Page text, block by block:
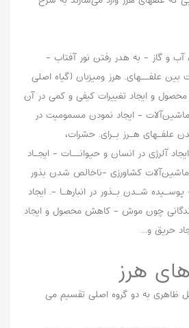
آب و ﮔﺎز - ﺑﻪ ﻫﺪر رﻓﺘﻦ ﻧﻮر آﻓﺘﺎب -
ﺑﯿﻦ ﻋﻠﻔــﻬﺎی. ﻫﺮز وﻣﯿﺰﺑﺎن (ﮔﯿﺎه اﺻﻠﯽ
و ایجاد تغییرات ﮐﯿﻔﯽ و ﮐﻤﯽ در آن
ﻣﺎﺷﯿﻦآﻻت - اﯾﺠﺎد ﻧﻤﻮدن ﻣﺴﻤﻮﻣﯿﺖ در
ﻋﻠﻔـﻬﺎی ﻫـﺮز ﺑـﺮای. ﺣﺸﺮات،
آﻟﺮژی در اﻧﺴﺎن و ﺣﯿﻮاﻧــﺎت - اﯾﺠـﺎد
ﻣﺎﺷﯿﻦآﻻت ﮐﺸﺎورزی -ﻧﺎﺧﺎﻟﺺ ﺷﺪن ﺑﺬور
ﺷـﺪن ﺑـﺬور در اﻧﺒﺎرﻫـﺎ -. ایجاد
چون موش - کاهش محصول و ایجاد
حریق و...
هرز
ظاهری به دو گروه اصلی تقسیم می